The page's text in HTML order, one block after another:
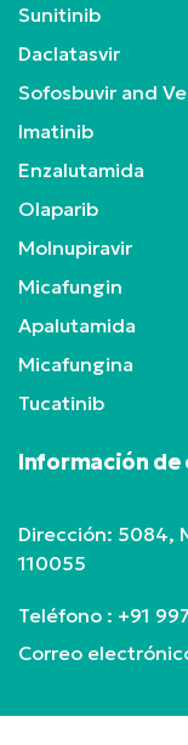
Sunitinib
Daclatasvir
Sofosbuvir and
Imatinib
Enzalutamida
Olaparib
Molnupiravir
Micafungin
Apalutamida
Micafungina
Tucatinib
Información
Dirección: 5084,
110055
Teléfono : +91
Correo